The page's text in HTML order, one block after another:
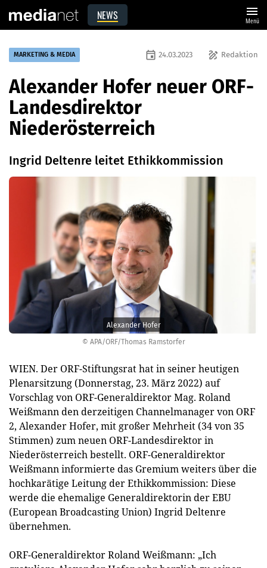
NEWS menu
Menü
© APA/ORF/Thomas Ramstorfer
Alexander Hofer
MARKETING & MEDIA draw Redaktion
event 24.03.2023
Alexander Hofer neuer ORF-
Landesdirektor
Niederösterreich
Ingrid Deltenre leitet Ethikkommission
WIEN. Der ORF-Stiftungsrat hat in seiner heutigen
Plenarsitzung (Donnerstag, 23. März 2022) auf
Vorschlag von ORF-Generaldirektor Mag. Roland
Weißmann den derzeitigen Channelmanager von ORF
2, Alexander Hofer, mit großer Mehrheit (34 von 35
Stimmen) zum neuen ORF-Landesdirektor in
Niederösterreich bestellt. ORF-Generaldirektor
Weißmann informierte das Gremium weiters über die
hochkarätige Leitung der Ethikkommission: Diese
werde die ehemalige Generaldirektorin der EBU
(European Broadcasting Union) Ingrid Deltenre
übernehmen.
ORF-Generaldirektor Roland Weißmann: „Ich